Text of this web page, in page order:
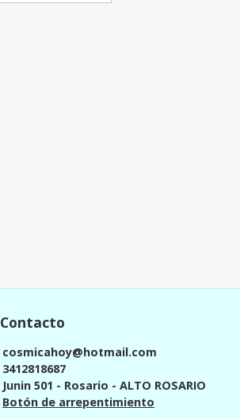
Contacto
cosmicahoy@hotmail.com
3412818687
Junin 501 - Rosario - ALTO ROSARIO
Botón de arrepentimiento